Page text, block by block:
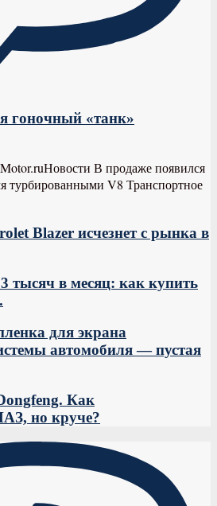
гоночный «танк»
В продаже появился
турбированными V8 Транспортное
Blazer исчезнет с рынка в
тысяч в месяц: как купить
для экрана
автомобиля — пустая
Как
но круче?